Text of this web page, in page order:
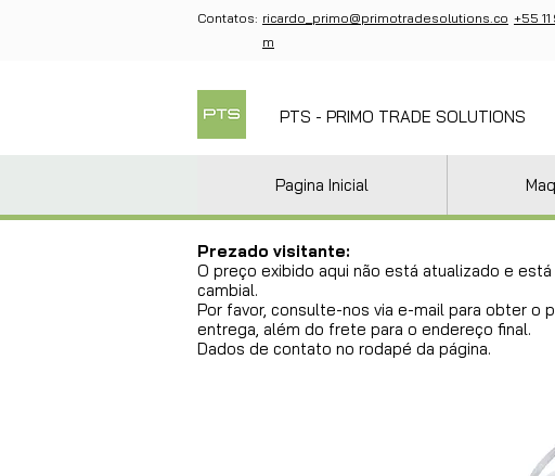
Contatos: ricardo_primo@primotradesolutions.co
m
+55
PTS - PRIMO TRADE SOLUTIONS
Pagina Inicial
Prezado visitante:
O preço exibido aqui não está atualizado e
cambial.
Por favor, consulte-nos via e-mail para obter o
entrega, além do frete para o endereço final.
Dados de contato no rodapé da página.